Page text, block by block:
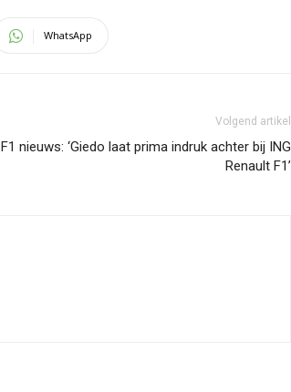
WhatsApp
Volgend artikel
F1 nieuws: ‘Giedo laat prima indruk achter bij ING
Renault F1’